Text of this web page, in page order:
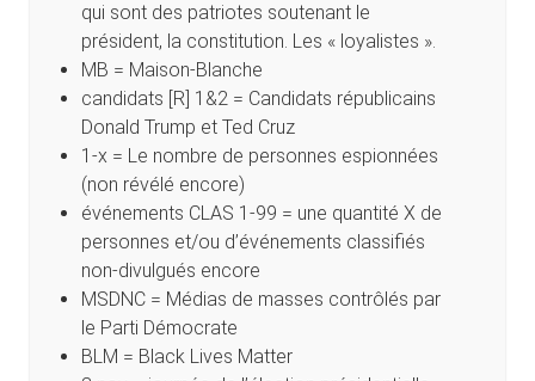
qui sont des patriotes soutenant le
président, la constitution. Les « loyalistes ».
MB = Maison-Blanche
candidats [R] 1&2 = Candidats républicains
Donald Trump et Ted Cruz
1-x = Le nombre de personnes espionnées
(non révélé encore)
événements CLAS 1-99 = une quantité X de
personnes et/ou d’événements classifiés
non-divulgués encore
MSDNC = Médias de masses contrôlés par
le Parti Démocrate
BLM = Black Lives Matter